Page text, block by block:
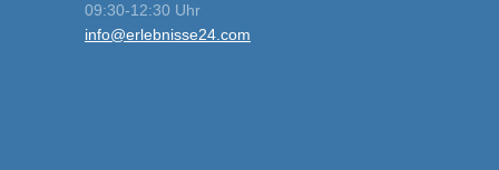
09:30-12:30 Uhr
info@erlebnisse24.com